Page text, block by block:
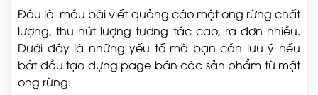
Đâu là mẫu bài viết quảng cáo mật ong rừng chất
lượng, thu hút lượng tương tác cao, ra đơn nhiều.
Dưới đây là những yếu tố mà bạn cần lưu ý nếu
bắt đầu tạo dựng page bán các sản phẩm từ mật
ong rừng.